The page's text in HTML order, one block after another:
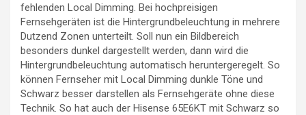
fehlenden Local Dimming. Bei hochpreisigen
Fernsehgeräten ist die Hintergrundbeleuchtung in mehrere
Dutzend Zonen unterteilt. Soll nun ein Bildbereich
besonders dunkel dargestellt werden, dann wird die
Hintergrundbeleuchtung automatisch heruntergeregelt. So
können Fernseher mit Local Dimming dunkle Töne und
Schwarz besser darstellen als Fernsehgeräte ohne diese
Technik. So hat auch der Hisense 65E6KT mit Schwarz so